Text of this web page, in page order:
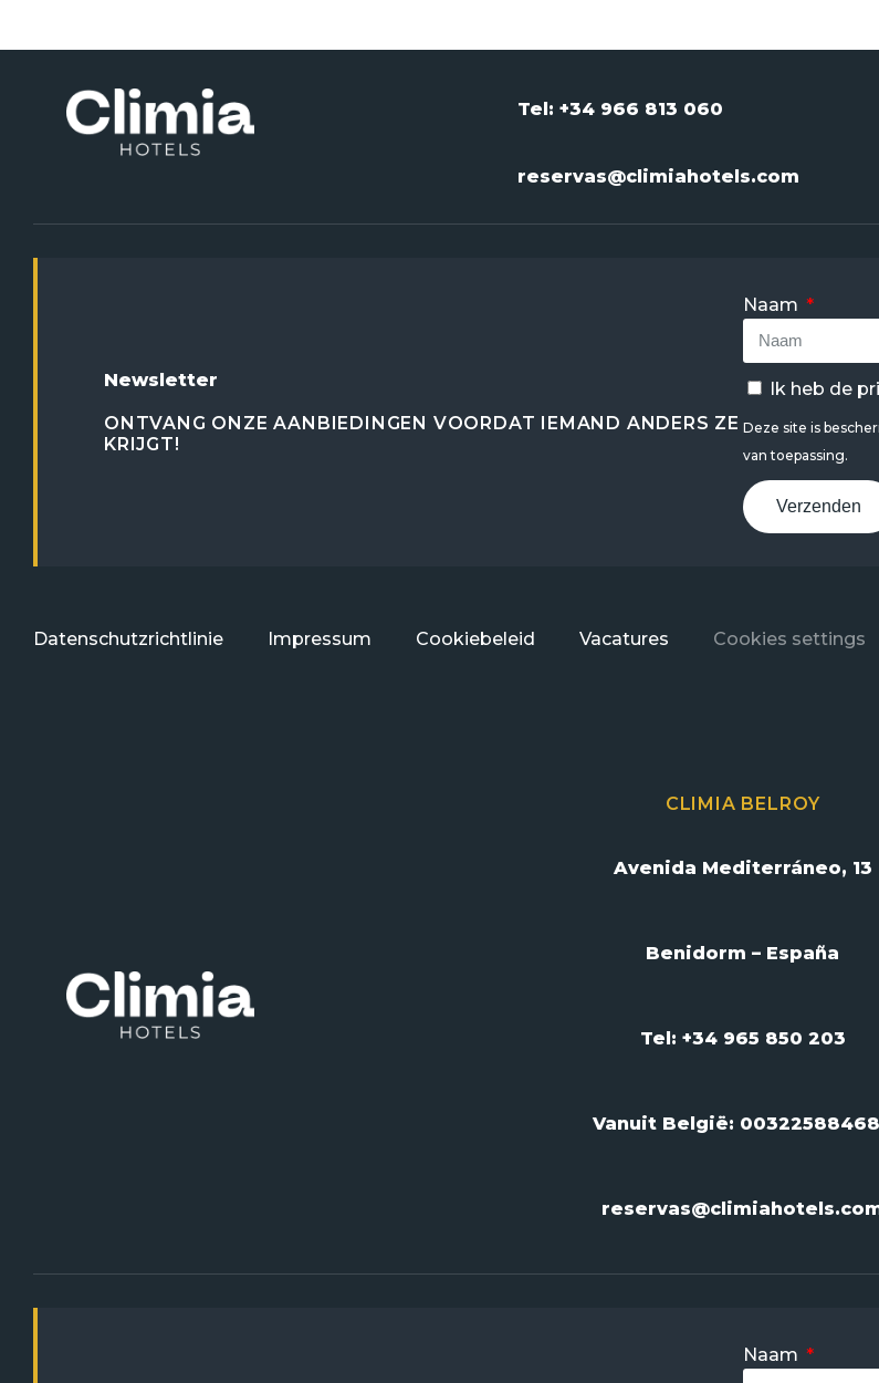
Tel: +34 966 813 060
reservas@climiahotels.com
Newsletter
ONTVANG ONZE AANBIEDINGEN VOORDAT IEMAND ANDERS ZE
KRIJGT!
Naam
Ik heb de
Deze site is
van toepassing.
Verzenden
Datenschutzrichtlinie Impressum Cookiebeleid Vacatures Cookies settings
CLIMIA BELROY
Avenida Mediterráneo, 13
Benidorm – España
Tel: +34 965 850 203
Vanuit België:
Naam